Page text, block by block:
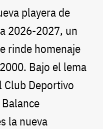
playera de
2026-2027, un
rinde homenaje
Bajo el lema
Club Deportivo
la nueva